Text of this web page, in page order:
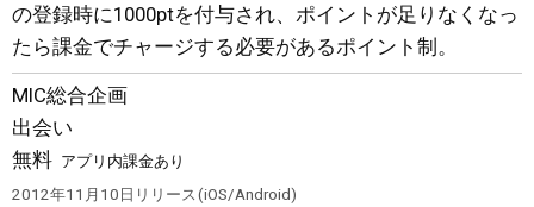
の登録時に1000ptを付与され、ポイントが足りなくなっ
たら課金でチャージする必要があるポイント制。
MIC総合企画
出会い
無料 アプリ内課金あり
2012年11月10日 リリース iOS/Android